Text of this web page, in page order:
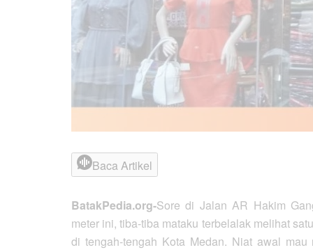
Baca Artikel
BatakPedia.org-Sore di Jalan AR Hakim
meter ini, tiba-tiba mataku terbelalak melihat
di tengah-tengah Kota Medan. Niat awal